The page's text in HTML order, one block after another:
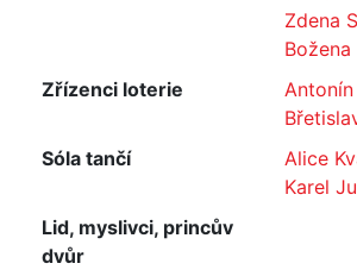
Zdena
Zřízenci loterie
Sóla tančí
Alice
Karel
Lid, myslivci, princův
dvůr